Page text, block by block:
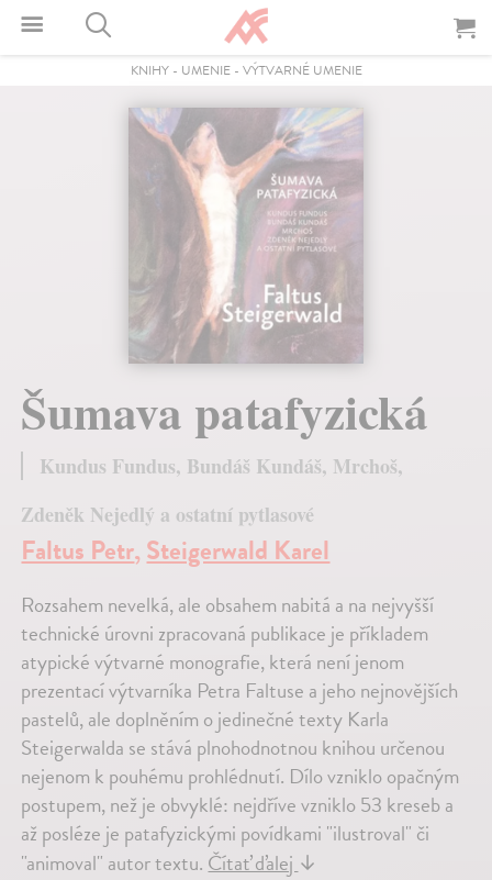
KNIHY- UMENIE- VÝTVARNÉ UMENIE
Šumava patafyzická
Kundus Fundus, Bundáš Kundáš, Mrchoš,
Zdeněk Nejedlý a ostatní pytlasové
Faltus Petr,Steigerwald Karel
Rozsahem nevelká, ale obsahem nabitá a na nejvyšší
technické úrovni zpracovaná publikace je příkladem
atypické výtvarné monografie, která není jenom
prezentací výtvarníka Petra Faltuse a jeho nejnovějších
pastelů, ale doplněním o jedinečné texty Karla
Steigerwalda se stává plnohodnotnou knihou určenou
nejenom k pouhému prohlédnutí. Dílo vzniklo opačným
postupem, než je obvyklé: nejdříve vzniklo 53 kreseb a
až posléze je patafyzickými povídkami "ilustroval" či
"animoval" autor textu. Čítať ďalej ↓